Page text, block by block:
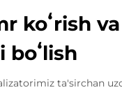
koʻrish va
boʻlish
ta'sirchan